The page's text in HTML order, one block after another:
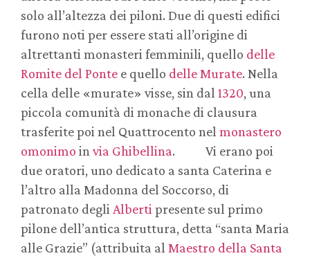
solo all’altezza dei piloni. Due di questi edifici
furono noti per essere stati all’origine di
altrettanti monasteri femminili, quello delle
Romite del Ponte e quello delle Murate. Nella
cella delle «murate» visse, sin dal 1320, una
piccola comunità di monache di clausura
trasferite poi nel Quattrocento nel monastero
omonimo in via Ghibellina. Vi erano poi
due oratori, uno dedicato a santa Caterina e
l’altro alla Madonna del Soccorso, di
patronato degli Alberti presente sul primo
pilone dell’antica struttura, detta “santa Maria
alle Grazie” (attribuita al Maestro della Santa